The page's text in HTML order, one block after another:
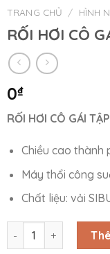
TRANG CHỦ / HÌNH
RỐI HƠI CÔ
0₫
RỐI HƠI CÔ GÁI
Chiều cao thành
Máy thổi công
Chất liệu: vải
RỐI HƠI CÔ GÁI TẬP